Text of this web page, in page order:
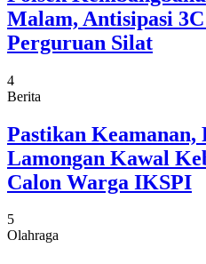
Malam, Antisipasi
Perguruan Silat
4
Berita
Pastikan Keamanan,
Lamongan Kawal
Calon Warga IKSPI
5
Olahraga